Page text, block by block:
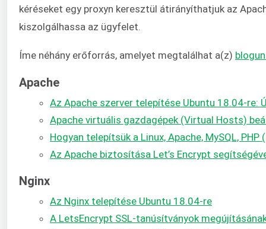
kéréseket egy proxyn keresztül átirányíthatjuk az
kiszolgálhassa az ügyfelet.
Íme néhány erőforrás, amelyet megtalálhat a(z)
Apache
Az Apache szerver telepítése Ubuntu 18.04-re:
Apache virtuális gazdagépek (Virtual Hosts)
Hogyan telepítsük a Linux, Apache, MySQL,
Az Apache biztosítása Let’s Encrypt
Nginx
Az Nginx telepítése Ubuntu 18.04-re
A LetsEncrypt SSL-tanúsítványok